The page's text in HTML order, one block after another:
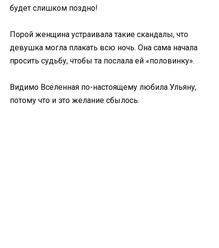
будет слишком поздно!
Порой женщина устраивала такие скандалы, что
девушка могла плакать всю ночь. Она сама начала
просить судьбу, чтобы та послала ей «половинку».
Видимо Вселенная по-настоящему любила Ульяну,
потому что и это желание сбылось.